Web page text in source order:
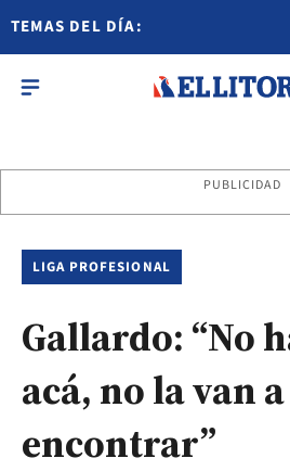
TEMAS DEL DÍA:
PUBLICIDAD
LIGA PROFESIONAL
Gallardo: “No
acá, no la van a
encontrar”